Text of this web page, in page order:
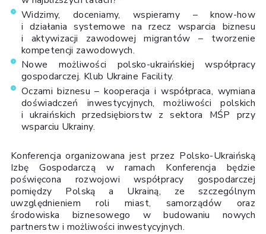
Widzimy, doceniamy, wspieramy – know-how
i działania systemowe na rzecz wsparcia biznesu
i aktywizacji zawodowej migrantów – tworzenie
kompetencji zawodowych.
Nowe możliwości polsko-ukraińskiej współpracy
gospodarczej. Klub Ukraine Facility.
Oczami biznesu – kooperacja i współpraca, wymiana
doświadczeń inwestycyjnych, możliwości polskich
i ukraińskich przedsiębiorstw z sektora MŚP przy
wsparciu Ukrainy.
Konferencja organizowana jest przez Polsko-Ukraińską
Izbę Gospodarczą w ramach Konferencja będzie
poświęcona rozwojowi współpracy gospodarczej
pomiędzy Polską a Ukrainą, ze szczególnym
uwzględnieniem roli miast, samorządów oraz
środowiska biznesowego w budowaniu nowych
partnerstw i możliwości inwestycyjnych.